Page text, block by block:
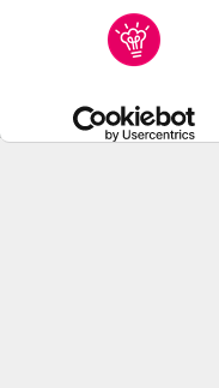
REZEPTE
Rezepte Vegan